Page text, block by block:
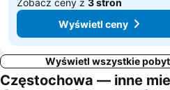
Zobacz ceny z 3 stron
Wyświetl ceny
Wyświetl wszystkie
Częstochowa — inne